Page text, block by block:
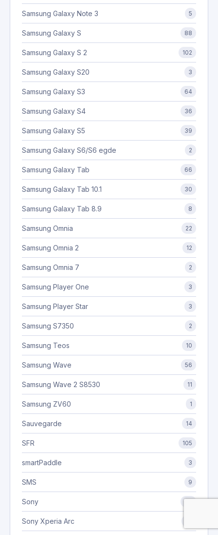
Samsung Galaxy Note 3 5
Samsung Galaxy S 88
Samsung Galaxy S 2 102
Samsung Galaxy S20 3
Samsung Galaxy S3 64
Samsung Galaxy S4 36
Samsung Galaxy S5 39
Samsung Galaxy S6/S6 egde 2
Samsung Galaxy Tab 66
Samsung Galaxy Tab 10.1 30
Samsung Galaxy Tab 8.9 8
Samsung Omnia 22
Samsung Omnia 2 12
Samsung Omnia 7 2
Samsung Player One 3
Samsung Player Star 3
Samsung S7350 2
Samsung Teos 10
Samsung Wave 56
Samsung Wave 2 S8530 11
Samsung ZV60 1
Sauvegarde 14
SFR 105
smartPaddle 3
SMS 9
Sony
Sony Xperia Arc